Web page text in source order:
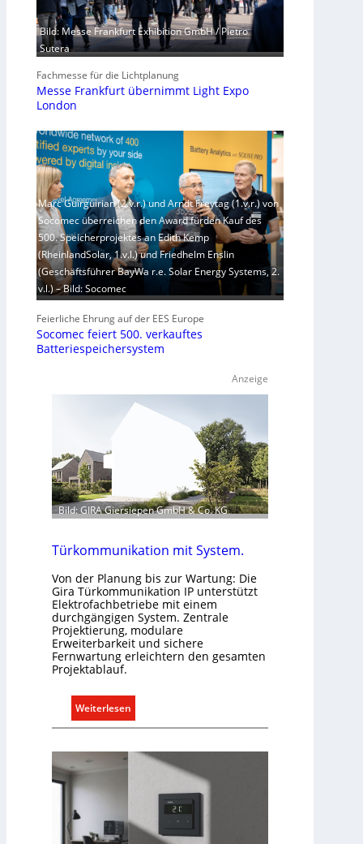
Bild: Messe Frankfurt Exhibition GmbH / Pietro
Sutera
Fachmesse für die Lichtplanung
Messe Frankfurt übernimmt Light Expo
London
Marc Guirguirian (2.v.r.) und Arndt Freytag (1.v.r.) von
Socomec überreichen den Award fürden Kauf des
500. Speicherprojektes an Edith Kemp
(RheinlandSolar, 1.v.l.) und Friedhelm Enslin
(Geschäftsführer BayWa r.e. Solar Energy Systems, 2.
v.l.) – Bild: Socomec
Feierliche Ehrung auf der EES Europe
Socomec feiert 500. verkauftes
Batteriespeichersystem
Anzeige
Bild: GIRA Giersiepen GmbH & Co. KG
Türkommunikation mit System.
Von der Planung bis zur Wartung: Die
Gira Türkommunikation IP unterstützt
Elektrofachbetriebe mit einem
durchgängigen System. Zentrale
Projektierung, modulare
Erweiterbarkeit und sichere
Fernwartung erleichtern den gesamten
Projektablauf.
Weiterlesen
T
m